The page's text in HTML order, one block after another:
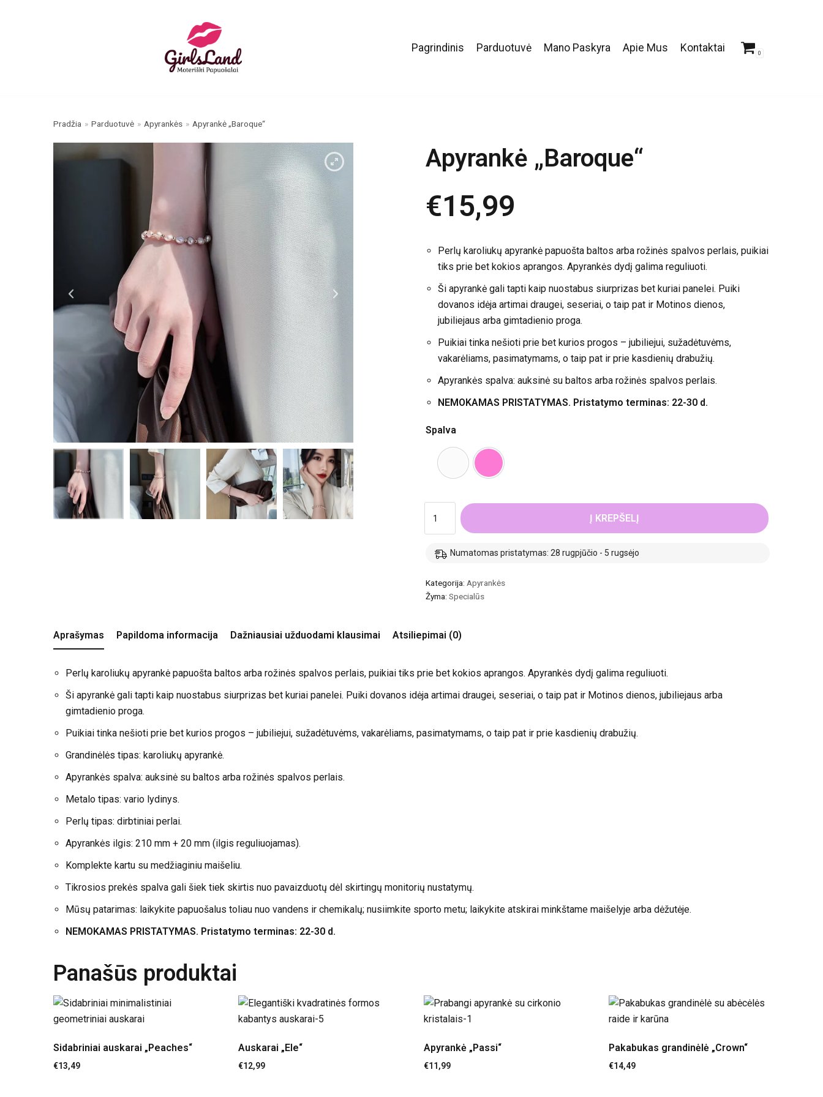
Pagrindinis Parduotuvė Mano Paskyra Apie Mus Kontaktai 0
Pradžia » Parduotuvė » Apyrankės » Apyrankė „Baroque“
Apyrankė „Baroque“
€15,99
Perlų karoliukų apyrankė papuošta baltos arba rožinės spalvos perlais, puikiai
tiks prie bet kokios aprangos. Apyrankės dydį galima reguliuoti.
Ši apyrankė gali tapti kaip nuostabus siurprizas bet kuriai panelei. Puiki
dovanos idėja artimai draugei, seseriai, o taip pat ir Motinos dienos,
jubiliejaus arba gimtadienio proga.
Puikiai tinka nešioti prie bet kurios progos – jubiliejui, sužadėtuvėms,
vakarėliams, pasimatymams, o taip pat ir prie kasdienių drabužių.
Apyrankės spalva: auksinė su baltos arba rožinės spalvos perlais.
NEMOKAMAS PRISTATYMAS. Pristatymo terminas: 22-30 d.
Spalva
Į KREPŠELĮ
Numatomas pristatymas: 28 rugpjūčio - 5 rugsėjo
Kategorija:Apyrankės
Žyma:Specialūs
Aprašymas Papildoma informacija Dažniausiai užduodami klausimai Atsiliepimai (0)
Perlų karoliukų apyrankė papuošta baltos arba rožinės spalvos perlais, puikiai tiks prie bet kokios aprangos. Apyrankės dydį galima reguliuoti.
Ši apyrankė gali tapti kaip nuostabus siurprizas bet kuriai panelei. Puiki dovanos idėja artimai draugei, seseriai, o taip pat ir Motinos dienos, jubiliejaus arba
gimtadienio proga.
Puikiai tinka nešioti prie bet kurios progos – jubiliejui, sužadėtuvėms, vakarėliams, pasimatymams, o taip pat ir prie kasdienių drabužių.
Grandinėlės tipas: karoliukų apyrankė.
Apyrankės spalva: auksinė su baltos arba rožinės spalvos perlais.
Metalo tipas: vario lydinys.
Perlų tipas: dirbtiniai perlai.
Apyrankės ilgis: 210 mm + 20 mm (ilgis reguliuojamas).
Komplekte kartu su medžiaginiu maišeliu.
Tikrosios prekės spalva gali šiek tiek skirtis nuo pavaizduotų dėl skirtingų monitorių nustatymų.
Mūsų patarimas: laikykite papuošalus toliau nuo vandens ir chemikalų; nusiimkite sporto metu; laikykite atskirai minkštame maišelyje arba dėžutėje.
NEMOKAMAS PRISTATYMAS. Pristatymo terminas: 22-30 d.
Panašūs produktai
Sidabriniai auskarai „Peaches“
€13,49
Auskarai „Ele“
€12,99
Apyrankė „Passi“
€11,99
Pakabukas grandinėlė „Crown“
€14,49